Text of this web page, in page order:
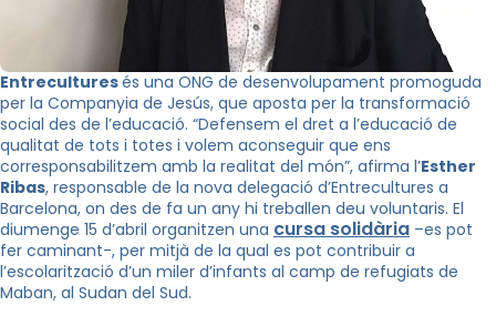
Entreculturesés una ONG de desenvolupament promoguda
per la Companyia de Jesús, que aposta per la transformació
social des de l’educació. “Defensem el dret a l’educació de
qualitat de tots i totes i volem aconseguir que ens
corresponsabilitzem amb la realitat del món”, afirma l’Esther
Ribas, responsable de la nova delegació d’Entrecultures a
Barcelona, on des de fa un any hi treballen deu voluntaris. El
diumenge 15 d’abril organitzen una cursa solidària –es pot
fer caminant-, per mitjà de la qual es pot contribuir a
l’escolarització d’un miler d’infants al camp de refugiats de
Maban, al Sudan del Sud.